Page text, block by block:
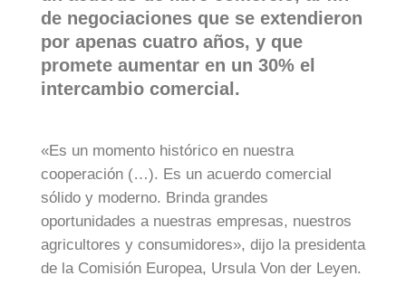
de negociaciones que se extendieron
por apenas cuatro años, y que
promete aumentar en un 30% el
intercambio comercial.
«Es un momento histórico en nuestra
cooperación (…). Es un acuerdo comercial
sólido y moderno. Brinda grandes
oportunidades a nuestras empresas, nuestros
agricultores y consumidores», dijo la presidenta
de la Comisión Europea, Ursula Von der Leyen.